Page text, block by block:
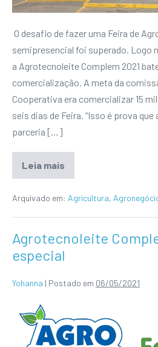
O desafio de fazer uma Feira de
semipresencial foi superado. Logo
a Agrotecnoleite Complem 2021
comercialização. A meta da
Cooperativa era comercializar 15
seis dias de Feira. “Isso é prova
parceria […]
Leia mais
Arquivado em: Agricultura,
Agrotecnoleite
especial
Yohanna | Postado em 06/05/2021